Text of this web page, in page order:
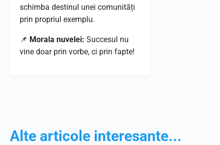
schimba destinul unei comunități
prin propriul exemplu.
📌 Morala nuvelei: Succesul nu
vine doar prin vorbe, ci prin fapte!
Alte articole interesante...